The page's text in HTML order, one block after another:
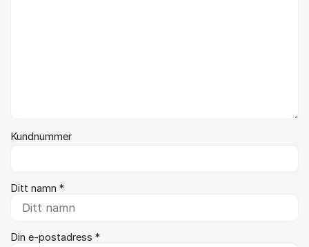
Kundnummer
Ditt namn *
Din e-postadress *